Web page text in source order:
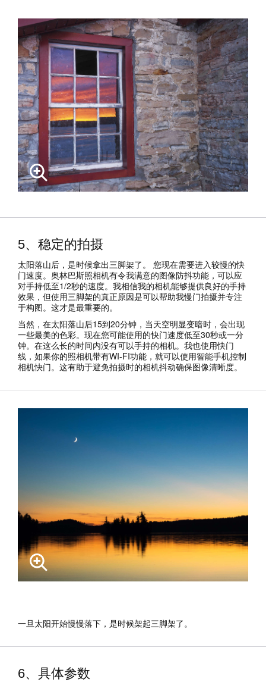
5、稳定的拍摄
太阳落山后，是时候拿出三脚架了。 您现在需要进入较慢的快
门速度。奥林巴斯照相机有令我满意的图像防抖功能，可以应
对手持低至1/2秒的速度。我相信我的相机能够提供良好的手持
效果，但使用三脚架的真正原因是可以帮助我慢门拍摄并专注
于构图。这才是最重要的。
当然，在太阳落山后15到20分钟，当天空明显变暗时，会出现
一些最美的色彩。现在您可能使用的快门速度低至30秒或一分
钟。在这么长的时间内没有可以手持的相机。我也使用快门
线，如果你的照相机带有WI-FI功能，就可以使用智能手机控制
相机快门。这有助于避免拍摄时的相机抖动确保图像清晰度。
一旦太阳开始慢慢落下，是时候架起三脚架了。
6、具体参数